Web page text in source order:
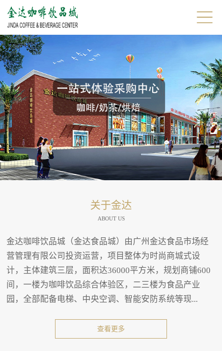
关于金达
ABOUT US
金达咖啡饮品城（金达食品城）由广州金达食品市场经
营管理有限公司投资运营，项目整体为时尚商城式设
计，主体建筑三层，面积达36000平方米，规划商铺600
间，一楼为咖啡饮品综合体验区，二三楼为食品产业
园，全部配备电梯、中央空调、智能安防系统等现...
查看更多